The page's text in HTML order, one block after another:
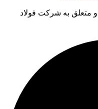
به شرکت فولاد